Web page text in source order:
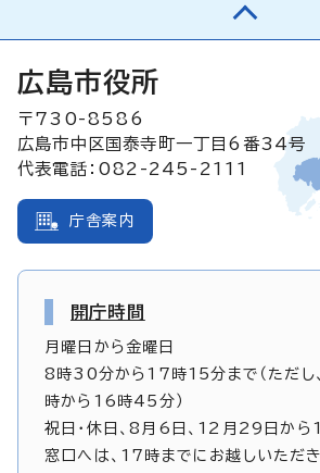
広島市役所
〒730-8586
広島市中区国泰寺町一丁目6番34号
代表電話：082-245-2111
庁舎案内
開庁時間
月曜日から金曜日
8時30分から17時15分まで（ただし
時から16時45分）
祝日・休日、8月6日、12月29日か
窓口へは、17時までにお越しいただ